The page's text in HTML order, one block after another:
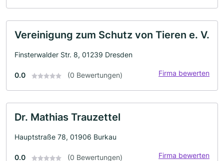
Vereinigung zum Schutz von Tieren e. V.
Finsterwalder Str. 8, 01239 Dresden
0.0 (0 Bewertungen) Firma bewerten
Dr. Mathias Trauzettel
Hauptstraße 78, 01906 Burkau
0.0 (0 Bewertungen) Firma bewerten